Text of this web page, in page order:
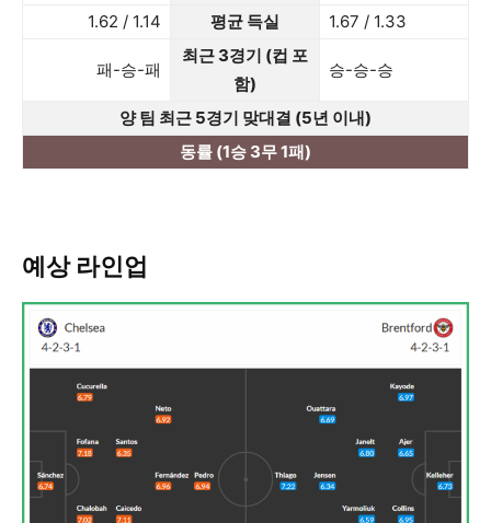
1.62 / 1.14
평균 득실 1.67 / 1.33
패-승-패
최근 3경기 (컵 포
함)
승-승-승
양 팀 최근 5경기 맞대결 (5년 이내)
동률 (1승 3무 1패)
예상 라인업